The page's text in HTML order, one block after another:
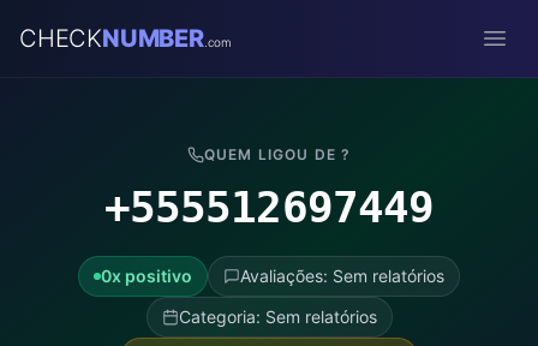
CHECKNUMBER.com
QUEM LIGOU DE ?
+555512697449
0x positivo
Avaliações: Sem relatórios
Categoria: Sem relatórios